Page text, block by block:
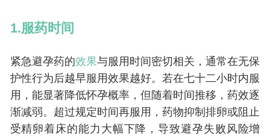
1.服药时间
紧急避孕药的效果与服用时间密切相关，通常在无保
护性行为后越早服用效果越好。若在七十二小时内服
用，能显著降低怀孕概率，但随着时间推移，药效逐
渐减弱。超过规定时间再服用，药物抑制排卵或阻止
受精卵着床的能力大幅下降，导致避孕失败风险增